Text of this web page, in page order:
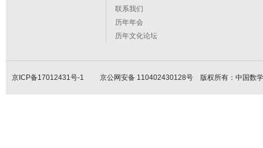
联系我们
历年年会
历年文化论坛
京ICP备17012431号-1 京公网安备 110402430128号 版权所有：中国